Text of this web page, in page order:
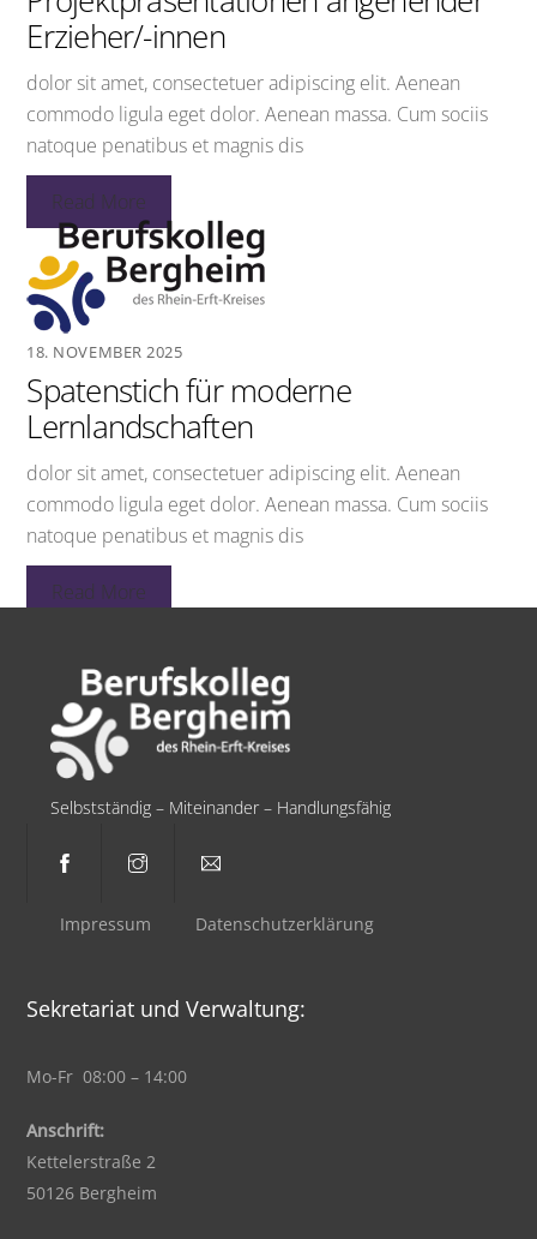
Erzieher/-innen
dolor sit amet, consectetuer adipiscing elit. Aenean
commodo ligula eget dolor. Aenean massa. Cum sociis
natoque penatibus et magnis dis
Read More
18. NOVEMBER 2025
Spatenstich für moderne
Lernlandschaften
dolor sit amet, consectetuer adipiscing elit. Aenean
commodo ligula eget dolor. Aenean massa. Cum sociis
natoque penatibus et magnis dis
Read More
Selbstständig – Miteinander – Handlungsfähig
Impressum Datenschutzerklärung
Sekretariat und Verwaltung:
Mo-Fr 08:00 – 14:00
Anschrift:
Kettelerstraße 2
50126 Bergheim